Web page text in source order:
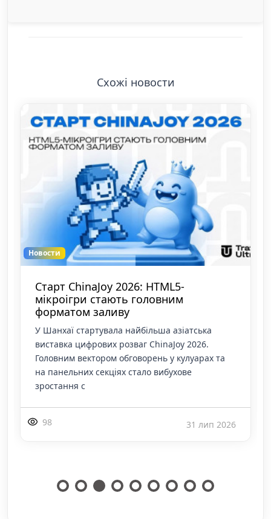
Схожі новости
Новости
Старт ChinaJoy 2026: HTML5-
мікроігри стають головним
форматом заливу
У Шанхаї стартувала найбільша азіатська
виставка цифрових розваг ChinaJoy 2026.
Головним вектором обговорень у кулуарах та
на панельних секціях стало вибухове
зростання с
98 31 лип 2026